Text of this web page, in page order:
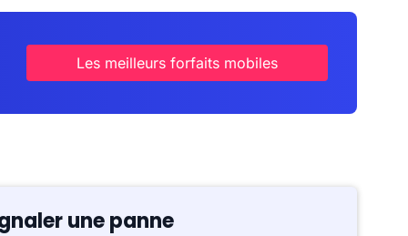
Les meilleurs forfaits mobiles
une panne